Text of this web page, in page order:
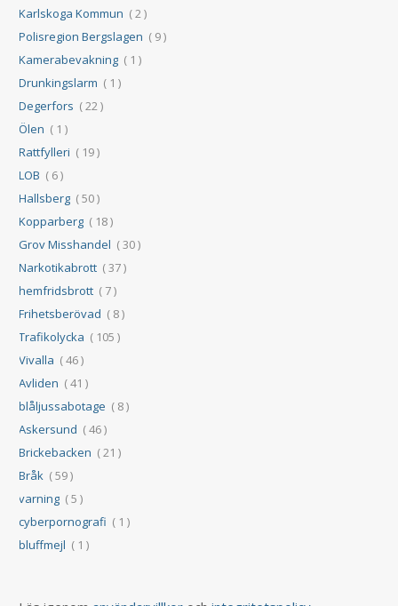
Karlskoga Kommun ( 2 )
Polisregion Bergslagen ( 9 )
Kamerabevakning ( 1 )
Drunkingslarm ( 1 )
Degerfors ( 22 )
Ölen ( 1 )
Rattfylleri ( 19 )
LOB ( 6 )
Hallsberg ( 50 )
Kopparberg ( 18 )
Grov Misshandel ( 30 )
Narkotikabrott ( 37 )
hemfridsbrott ( 7 )
Frihetsberövad ( 8 )
Trafikolycka ( 105 )
Vivalla ( 46 )
Avliden ( 41 )
blåljussabotage ( 8 )
Askersund ( 46 )
Brickebacken ( 21 )
Bråk ( 59 )
varning ( 5 )
cyberpornografi ( 1 )
bluffmejl ( 1 )